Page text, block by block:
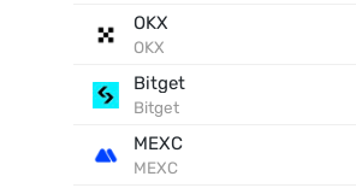
OKX
OKX
Bitget
Bitget
MEXC
MEXC